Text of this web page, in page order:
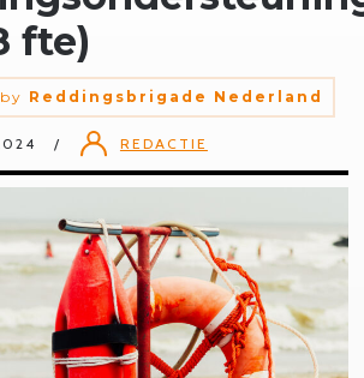
fte)
by Reddingsbrigade Nederland
REDACTIE